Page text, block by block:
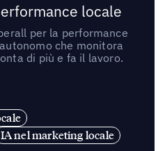
locale
per la performance
che monitora
di più e fa il lavoro.
IA nel marketing locale